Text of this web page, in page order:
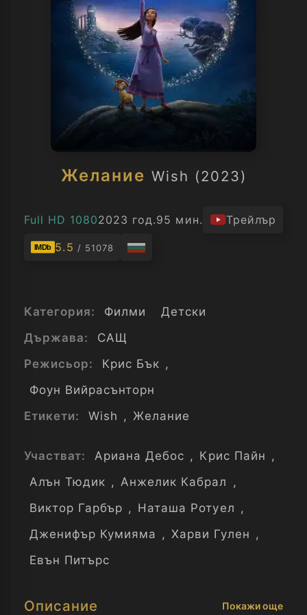
Желание Wish (2023)
Full HD 10802023 год.95 мин. Трейлър
IMDb 5.5 / 51078
Категория: Филми
Детски
Държава:
САЩ
Режисьор:
Крис Бък ,
Фоун Вийрасънторн
Етикети:
Wish , Желание
Участват: Ариана Дебос , Крис Пайн ,
Алън Тюдик , Анжелик Кабрал ,
Виктор Гарбър , Наташа Ротуел ,
Дженифър Кумияма , Харви Гулен ,
Евън Питърс
Описание Покажи още